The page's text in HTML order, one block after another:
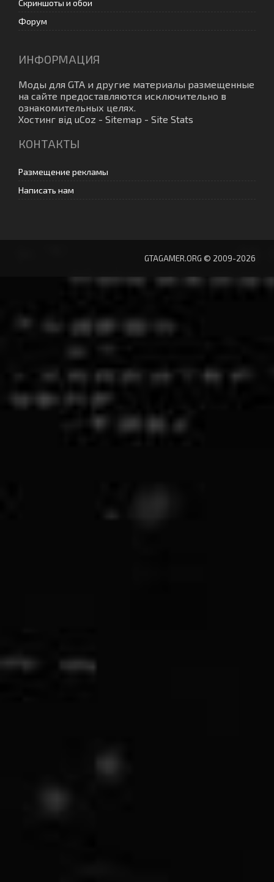
Скриншоты и обои
Форум
ИНФОРМАЦИЯ
Моды для GTA и другие материалы размещенные
на сайте предоставляются исключительно в
ознакомительных целях.
Хостинг від uCoz - Sitemap - Site Stats
КОНТАКТЫ
Размещение рекламы
Написать нам
GTAGAMER.ORG © 2009-2026